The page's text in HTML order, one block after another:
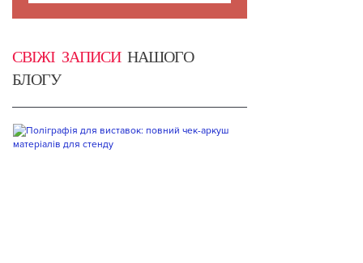
СВІЖІ ЗАПИСИНАШОГО
БЛОГУ